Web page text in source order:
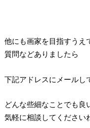
他にも画家を目指すうえ
質問などありましたら
下記アドレスにメールし
どんな些細なことでも良
気軽に相談してください